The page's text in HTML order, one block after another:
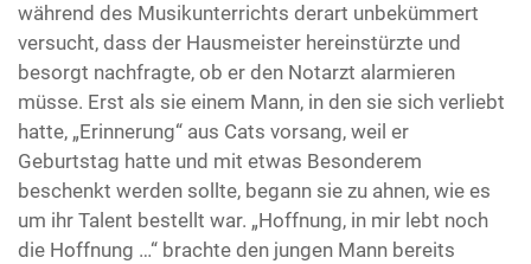
während des Musikunterrichts derart unbekümmert
versucht, dass der Hausmeister hereinstürzte und
besorgt nachfragte, ob er den Notarzt alarmieren
müsse. Erst als sie einem Mann, in den sie sich verliebt
hatte, „Erinnerung“ aus Cats vorsang, weil er
Geburtstag hatte und mit etwas Besonderem
beschenkt werden sollte, begann sie zu ahnen, wie es
um ihr Talent bestellt war. „Hoffnung, in mir lebt noch
die Hoffnung …“ brachte den jungen Mann bereits